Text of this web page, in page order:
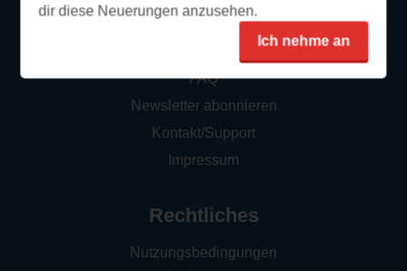
dir diese Neuerungen anzusehen.
Ich nehme an
Service
FAQ
Newsletter abonnieren
Kontakt/Support
Impressum
Rechtliches
Nutzungsbedingungen